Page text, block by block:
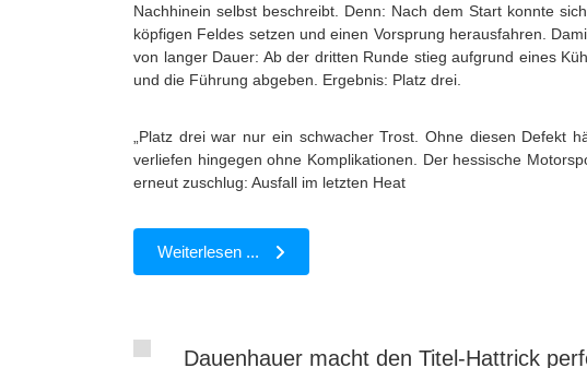
Nachhinein selbst beschreibt. Denn: Nach dem Start konnte
köpfigen Feldes setzen und einen Vorsprung herausfahren.
von langer Dauer: Ab der dritten Runde stieg aufgrund eines
und die Führung abgeben. Ergebnis: Platz drei.
„Platz drei war nur ein schwacher Trost. Ohne diesen Defekt
verliefen hingegen ohne Komplikationen. Der hessische
erneut zuschlug: Ausfall im letzten Heat
Weiterlesen ...
Dauenhauer macht den Titel-Hattrick